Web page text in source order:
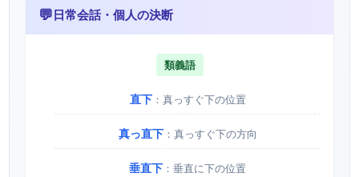
💬日常会話・個人の決断
類義語
直下：真っすぐ下の位置
真っ直下：真っすぐ下の方向
垂直下 ：垂直に下の位置